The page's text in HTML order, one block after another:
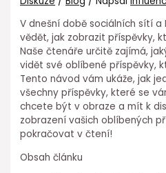
V dnešní době sociálních sítí
vědět, jak zobrazit příspěvky,
Naše čtenáře určitě zajímá,
vidět své oblíbené příspěvky,
Tento návod vám ukáže, jak
všechny příspěvky, které se
chcete být v obraze a mít k
zobrazení vašich oblíbených
pokračovat v čtení!
Obsah článku